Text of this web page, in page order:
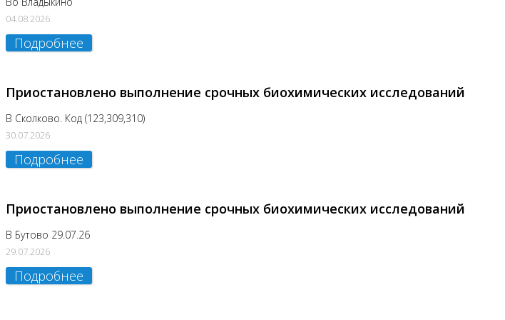
04.08.2026
Подробнее
Приостановлено выполнение срочных биохимических исследований
В Сколково. Код (123,309,310)
30.07.2026
Подробнее
Приостановлено выполнение срочных биохимических исследований
В Бутово 29.07.26
29.07.2026
Подробнее